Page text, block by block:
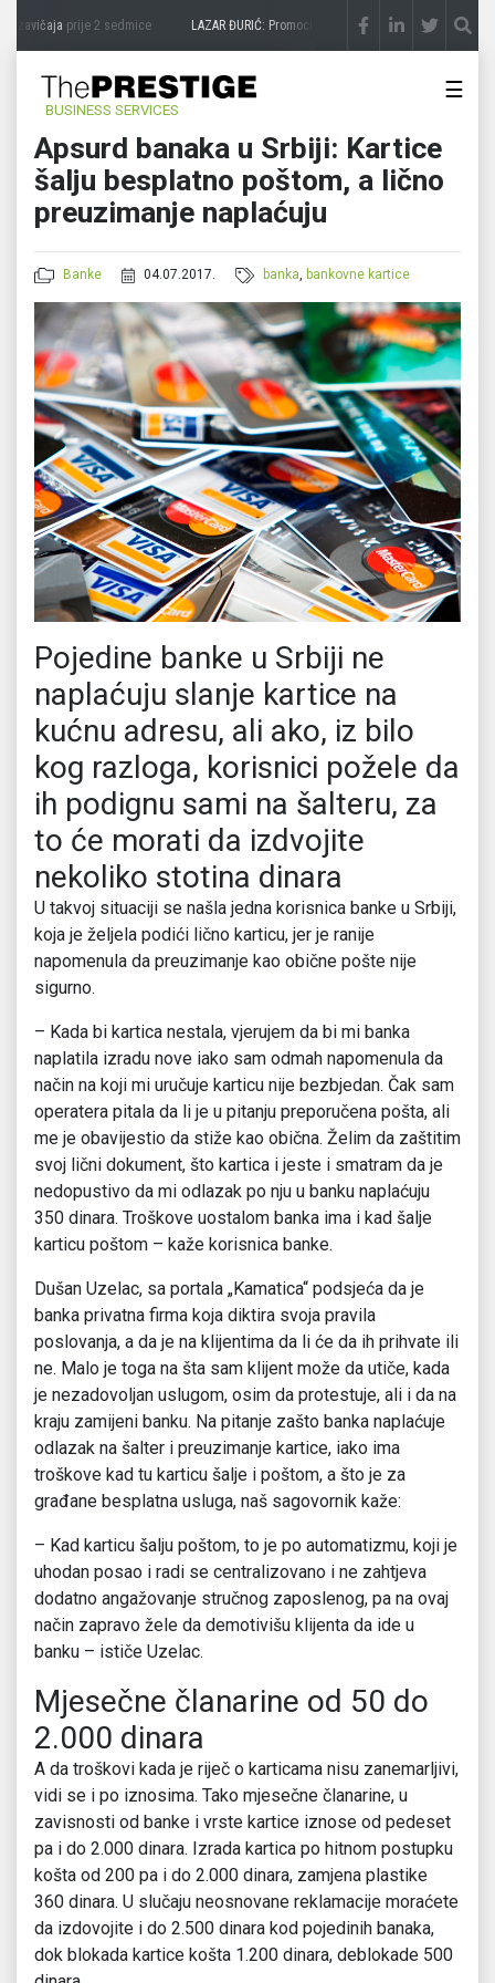
zavičajaprije 2 sedmice LAZAR ĐURIĆ: Promocija potencijal pretvara u destinaciju
BUSINESS SERVICES
☰
Apsurd banaka u Srbiji: Kartice
šalju besplatno poštom, a lično
preuzimanje naplaćuju
Banke 04.07.2017. banka, bankovne kartice
Pojedine banke u Srbiji ne
naplaćuju slanje kartice na
kućnu adresu, ali ako, iz bilo
kog razloga, korisnici požele da
ih podignu sami na šalteru, za
to će morati da izdvojite
nekoliko stotina dinara
U takvoj situaciji se našla jedna korisnica banke u Srbiji,
koja je željela podići lično karticu, jer je ranije
napomenula da preuzimanje kao obične pošte nije
sigurno.
– Kada bi kartica nestala, vjerujem da bi mi banka
naplatila izradu nove iako sam odmah napomenula da
način na koji mi uručuje karticu nije bezbjedan. Čak sam
operatera pitala da li je u pitanju preporučena pošta, ali
me je obavijestio da stiže kao obična. Želim da zaštitim
svoj lični dokument, što kartica i jeste i smatram da je
nedopustivo da mi odlazak po nju u banku naplaćuju
350 dinara. Troškove uostalom banka ima i kad šalje
karticu poštom – kaže korisnica banke.
Dušan Uzelac, sa portala „Kamatica“ podsjeća da je
banka privatna firma koja diktira svoja pravila
poslovanja, a da je na klijentima da li će da ih prihvate ili
ne. Malo je toga na šta sam klijent može da utiče, kada
je nezadovoljan uslugom, osim da protestuje, ali i da na
kraju zamijeni banku. Na pitanje zašto banka naplaćuje
odlazak na šalter i preuzimanje kartice, iako ima
troškove kad tu karticu šalje i poštom, a što je za
građane besplatna usluga, naš sagovornik kaže:
– Kad karticu šalju poštom, to je po automatizmu, koji je
uhodan posao i radi se centralizovano i ne zahtjeva
dodatno angažovanje stručnog zaposlenog, pa na ovaj
način zapravo žele da demotivišu klijenta da ide u
banku – ističe Uzelac.
Mjesečne članarine od 50 do
2.000 dinara
A da troškovi kada je riječ o karticama nisu zanemarljivi,
vidi se i po iznosima. Tako mjesečne članarine, u
zavisnosti od banke i vrste kartice iznose od pedeset
pa i do 2.000 dinara. Izrada kartica po hitnom postupku
košta od 200 pa i do 2.000 dinara, zamjena plastike
360 dinara. U slučaju neosnovane reklamacije moraćete
da izdovojite i do 2.500 dinara kod pojedinih banaka,
dok blokada kartice košta 1.200 dinara, deblokade 500